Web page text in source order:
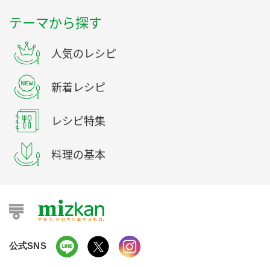
テーマから探す
人気のレシピ
新着レシピ
レシピ特集
料理の基本
公式SNS